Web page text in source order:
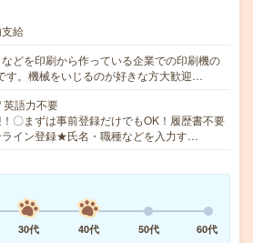
給
どを印刷から作っている企業での印刷機の
す。機械をいじるのが好きな方大歓迎…
英語力不要
〇まずは事前登録だけでもOK！履歴書不要
ライン登録★氏名・職種などを入力す…
30代 40代 50代 60代